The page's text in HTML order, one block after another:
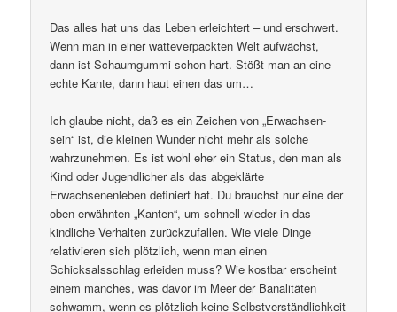
Das alles hat uns das Leben erleichtert – und erschwert.
Wenn man in einer watteverpackten Welt aufwächst,
dann ist Schaumgummi schon hart. Stößt man an eine
echte Kante, dann haut einen das um…
Ich glaube nicht, daß es ein Zeichen von „Erwachsen-
sein“ ist, die kleinen Wunder nicht mehr als solche
wahrzunehmen. Es ist wohl eher ein Status, den man als
Kind oder Jugendlicher als das abgeklärte
Erwachsenenleben definiert hat. Du brauchst nur eine der
oben erwähnten „Kanten“, um schnell wieder in das
kindliche Verhalten zurückzufallen. Wie viele Dinge
relativieren sich plötzlich, wenn man einen
Schicksalsschlag erleiden muss? Wie kostbar erscheint
einem manches, was davor im Meer der Banalitäten
schwamm, wenn es plötzlich keine Selbstverständlichkeit